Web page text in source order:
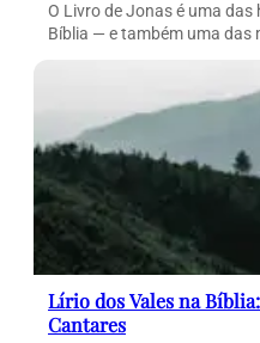
O Livro de Jonas é uma
Bíblia — e também uma
Lírio dos Vales na
Cantares